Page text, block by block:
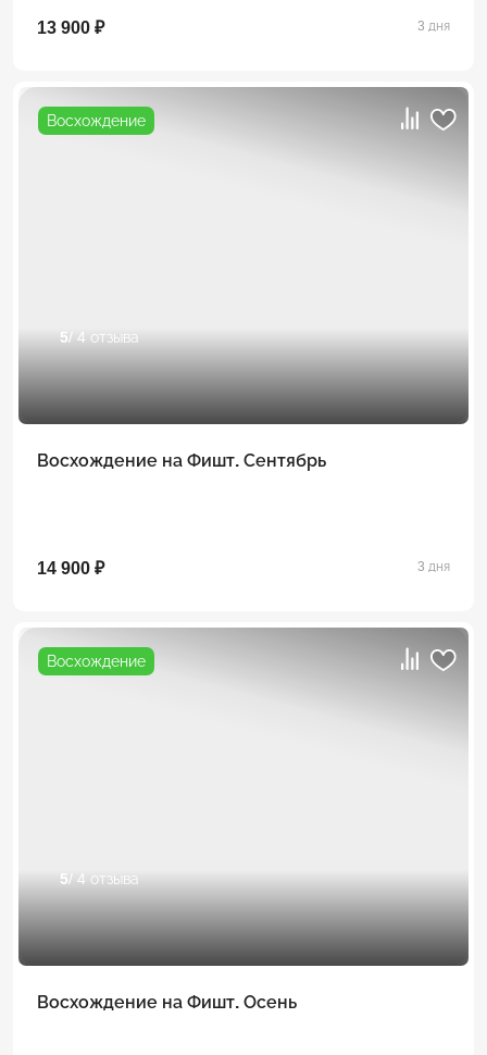
13 900 ₽ 3 дня
Восхождение
5/ 4 отзыва
Восхождение на Фишт. Сентябрь
14 900 ₽ 3 дня
Восхождение
5/ 4 отзыва
Восхождение на Фишт. Осень